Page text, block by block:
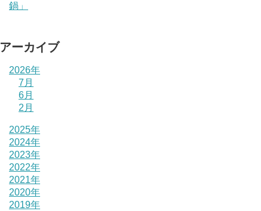
鍋」
アーカイブ
2026年
7月
6月
2月
2025年
2024年
2023年
2022年
2021年
2020年
2019年